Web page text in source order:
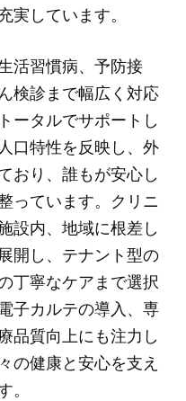
実しています。
活習慣病、予防接
検診まで幅広く対応
ータルでサポートし
口特性を反映し、外
おり、誰もが安心し
っています。クリニ
設内、地域に根差し
開し、テナント型の
丁寧なケアまで選択
子カルテの導入、専
品質向上にも注力し
の健康と安心を支え
。